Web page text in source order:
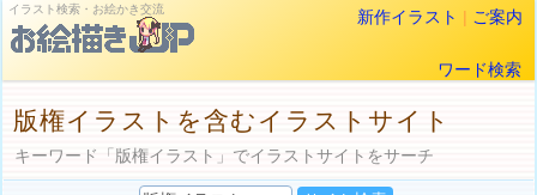
イラスト検索・お絵かき交流 新作イラスト | ご案内
ワード検索
版権イラストを含むイラストサイト
キーワード「版権イラスト」でイラストサイトをサーチ